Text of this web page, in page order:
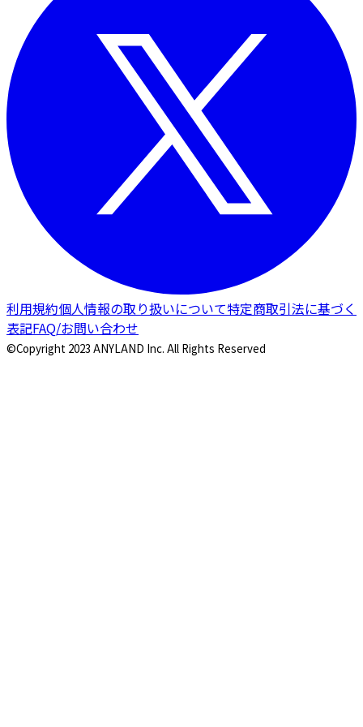
利用規約個人情報の取り扱いについて特定商取引法に基づく
表記FAQ/お問い合わせ
©Copyright 2023 ANYLAND Inc. All Rights Reserved